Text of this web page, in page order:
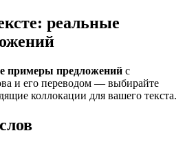
реальные
примеры предложений с
и его переводом — выбирайте
коллокации для вашего текста.